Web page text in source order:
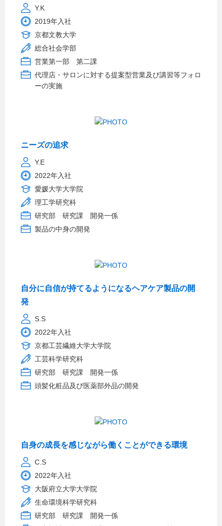
Y.K
2019年入社
京都文教大学
総合社会学部
営業第一部 第二課
代理店・サロンに対する提案型営業及び講習等フォロ
ーの実施
ニーズの追求
Y.E
2022年入社
愛媛大学大学院
理工学研究科
研究部 研究課 開発一係
製品の中身の開発
自分に自信が持てるようになるヘアケア製品の開
発
S.S
2022年入社
京都工芸繊維大学大学院
工芸科学研究科
研究部 研究課 開発一係
頭髪化粧品及び医薬部外品の開発
自身の成長を感じながら働くことができる環境
C.S
2022年入社
大阪府立大学大学院
生命環境科学研究科
研究部 研究課 開発一係